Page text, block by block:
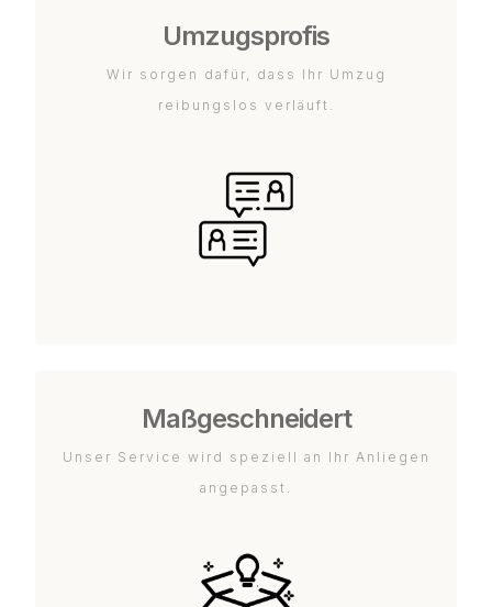
Umzugsprofis
Wir sorgen dafür, dass Ihr Umzug
reibungslos verläuft.
Maßgeschneidert
Unser Service wird speziell an Ihr Anliegen
angepasst.